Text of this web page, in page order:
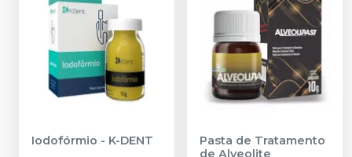
Iodofórmio - K-DENT
Pasta de Tratamento
de Alveolite